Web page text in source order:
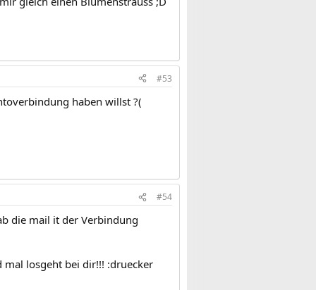
#53
haben willst ?(
#54
die mail it der Verbindung
mal losgeht bei dir!!! :druecker